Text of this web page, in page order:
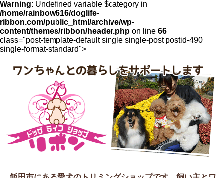
Warning: Undefined variable $category in
/home/rainbow616/doglife-
ribbon.com/public_html/archive/wp-
content/themes/ribbon/header.php on line 66
class="post-template-default single single-post postid-490
single-format-standard">